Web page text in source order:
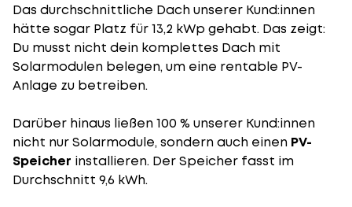
Das durchschnittliche Dach unserer Kund:innen
hätte sogar Platz für 13,2 kWp gehabt. Das zeigt:
Du musst nicht dein komplettes Dach mit
Solarmodulen belegen, um eine rentable PV-
Anlage zu betreiben.
Darüber hinaus ließen 100 % unserer Kund:innen
nicht nur Solarmodule, sondern auch einen PV-
Speicher installieren. Der Speicher fasst im
Durchschnitt 9,6 kWh.